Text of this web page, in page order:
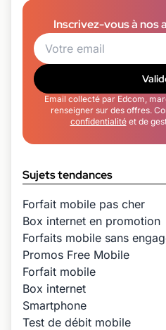
Inscrivez-vous à nos
Email collecté par Edcom,
renseigner sur des offres.
confidentialitéet de
Sujets tendances
Forfait mobile pas cher
Box internet en promotion
Forfaits mobile sans
Promos Free Mobile
Forfait mobile
Box internet
Smartphone
Test de débit mobile